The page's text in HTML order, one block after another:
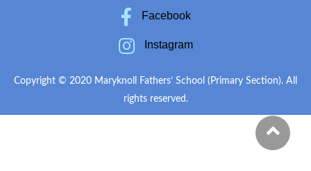
Facebook
Instagram
Copyright © 2020 Maryknoll Fathers’ School (Primary Section). All
rights reserved.